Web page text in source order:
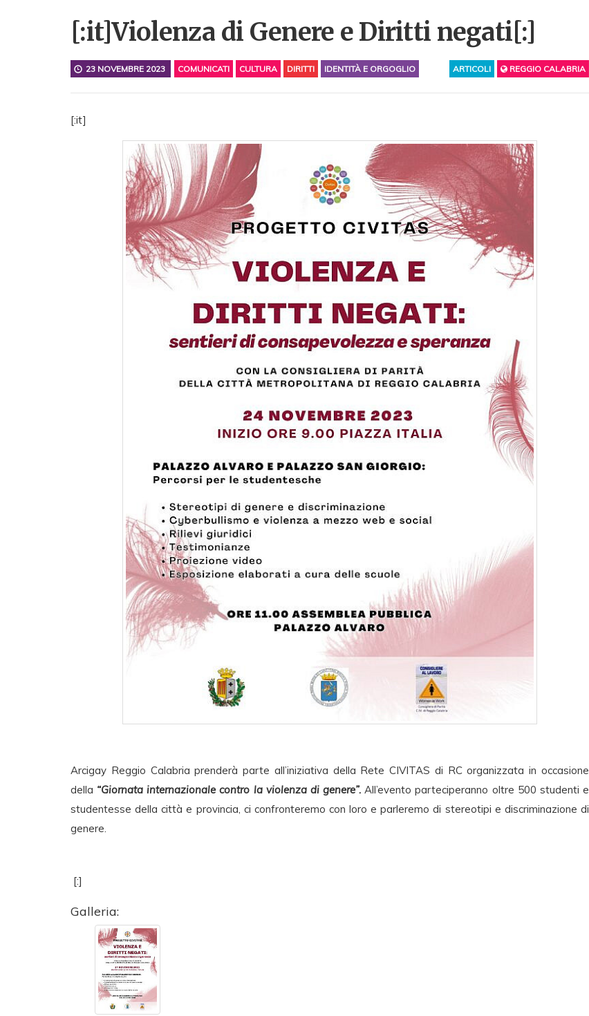
[:it]Violenza di Genere e Diritti negati[:]
ARTICOLI REGGIO CALABRIA
23 NOVEMBRE 2023 COMUNICATI CULTURA DIRITTI IDENTITÀ E ORGOGLIO
[:it]
Arcigay Reggio Calabria prenderà parte all’iniziativa della Rete CIVITAS di RC organizzata in occasione
della “Giornata internazionale contro la violenza di genere”.All’evento parteciperanno oltre 500 studenti e
studentesse della città e provincia, ci confronteremo con loro e parleremo di stereotipi e discriminazione di
genere.
[:]
Galleria: